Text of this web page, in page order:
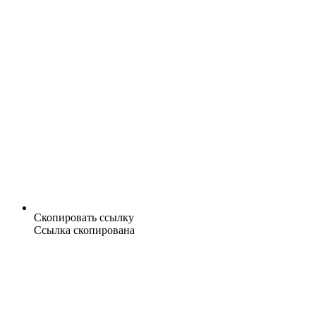
Скопировать ссылку
Ссылка скопирована